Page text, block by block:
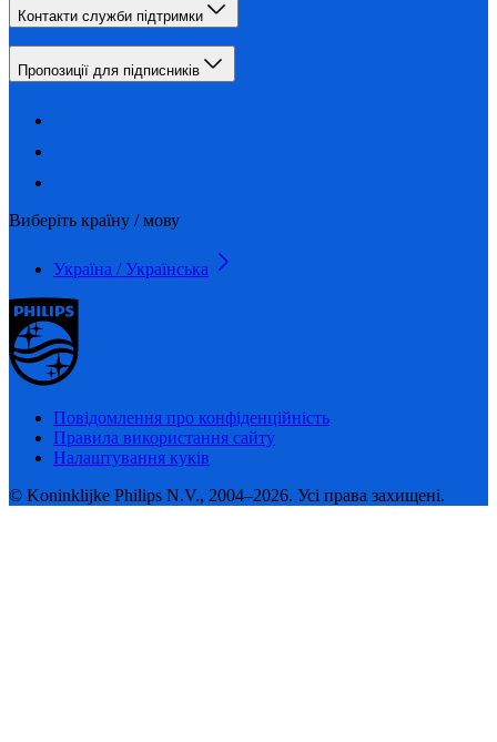
Контакти служби підтримки
Пропозиції для підписників
Виберіть країну / мову
Україна / Українська
Повідомлення про конфіденційність
Правила використання сайту
Налаштування куків
© Koninklijke Philips N.V., 2004–2026. Усі права захищені.